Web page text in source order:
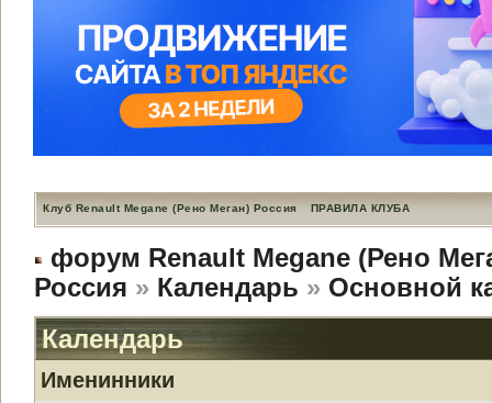
Клуб Renault Megane (Рено Меган) Россия ПРАВИЛА КЛУБА
форум Renault Megane (Рено
Россия » Календарь » Основной
Календарь
Именинники